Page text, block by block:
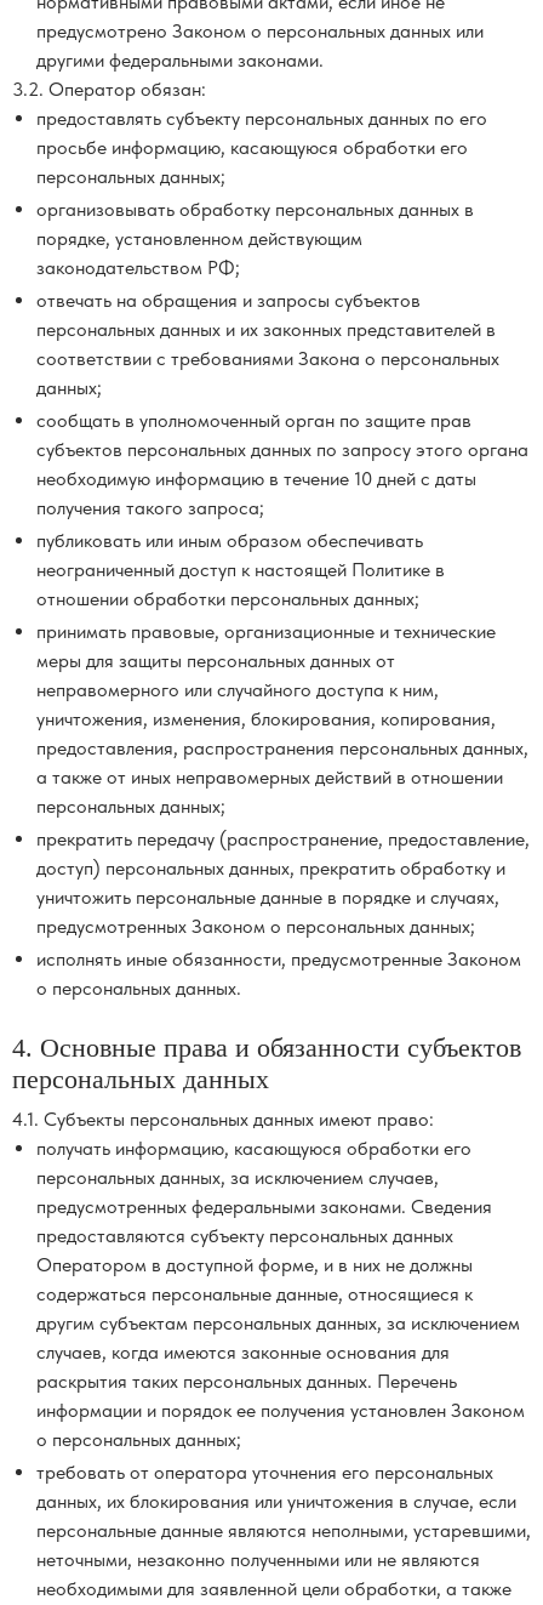
предусмотрено Законом о персональных данных или
другими федеральными законами.
3.2. Оператор обязан:
предоставлять субъекту персональных данных по его
просьбе информацию, касающуюся обработки его
персональных данных;
организовывать обработку персональных данных в
порядке, установленном действующим
законодательством РФ;
отвечать на обращения и запросы субъектов
персональных данных и их законных представителей в
соответствии с требованиями Закона о персональных
данных;
сообщать в уполномоченный орган по защите прав
субъектов персональных данных по запросу этого органа
необходимую информацию в течение 10 дней с даты
получения такого запроса;
публиковать или иным образом обеспечивать
неограниченный доступ к настоящей Политике в
отношении обработки персональных данных;
принимать правовые, организационные и технические
меры для защиты персональных данных от
неправомерного или случайного доступа к ним,
уничтожения, изменения, блокирования, копирования,
предоставления, распространения персональных данных,
а также от иных неправомерных действий в отношении
персональных данных;
прекратить передачу (распространение, предоставление,
доступ) персональных данных, прекратить обработку и
уничтожить персональные данные в порядке и случаях,
предусмотренных Законом о персональных данных;
исполнять иные обязанности, предусмотренные Законом
о персональных данных.
4. Основные права и обязанности субъектов
персональных данных
4.1. Субъекты персональных данных имеют право:
получать информацию, касающуюся обработки его
персональных данных, за исключением случаев,
предусмотренных федеральными законами. Сведения
предоставляются субъекту персональных данных
Оператором в доступной форме, и в них не должны
содержаться персональные данные, относящиеся к
другим субъектам персональных данных, за исключением
случаев, когда имеются законные основания для
раскрытия таких персональных данных. Перечень
информации и порядок ее получения установлен Законом
о персональных данных;
требовать от оператора уточнения его персональных
данных, их блокирования или уничтожения в случае, если
персональные данные являются неполными, устаревшими,
неточными, незаконно полученными или не являются
необходимыми для заявленной цели обработки, а также